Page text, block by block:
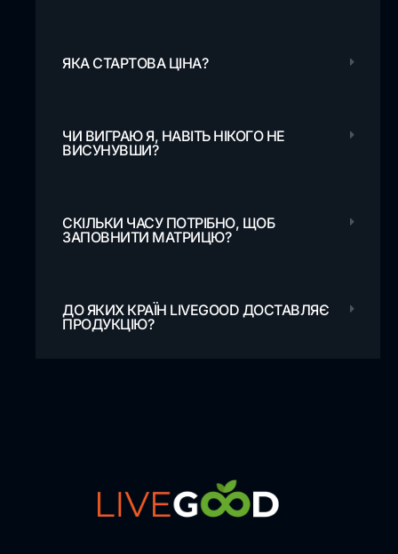
ЯКА СТАРТОВА ЦІНА?
ЧИ ВИГРАЮ Я, НАВІТЬ НІКОГО НЕ
ВИСУНУВШИ?
СКІЛЬКИ ЧАСУ ПОТРІБНО, ЩОБ
ЗАПОВНИТИ МАТРИЦЮ?
ДО ЯКИХ КРАЇН LIVEGOOD ДОСТАВЛЯЄ
ПРОДУКЦІЮ?